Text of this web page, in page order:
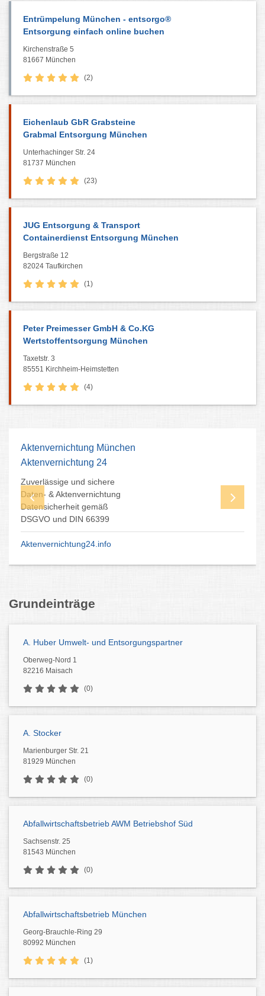
Entrümpelung München - entsorgo®
Entsorgung einfach online buchen
Kirchenstraße 5
81667 München
(2)
Eichenlaub GbR Grabsteine
Grabmal Entsorgung München
Unterhachinger Str. 24
81737 München
(23)
JUG Entsorgung & Transport
Containerdienst Entsorgung München
Bergstraße 12
82024 Taufkirchen
(1)
Peter Preimesser GmbH & Co.KG
Wertstoffentsorgung München
Taxetstr. 3
85551 Kirchheim-Heimstetten
(4)
Die Putzigen Elfen
Sperrmüllabholung günstig
Express Sperrmüllentsorgung
Angebot - Termin - Preis
Schnelle und umweltfreundliche
Entrümpelung und Entsorgung
Jetzt kontaktieren
Grundeinträge
A. Huber Umwelt- und Entsorgungspartner
Oberweg-Nord 1
82216 Maisach
(0)
A. Stocker
Marienburger Str. 21
81929 München
(0)
Abfallwirtschaftsbetrieb AWM Betriebshof Süd
Sachsenstr. 25
81543 München
(0)
Abfallwirtschaftsbetrieb München
Georg-Brauchle-Ring 29
80992 München
(1)